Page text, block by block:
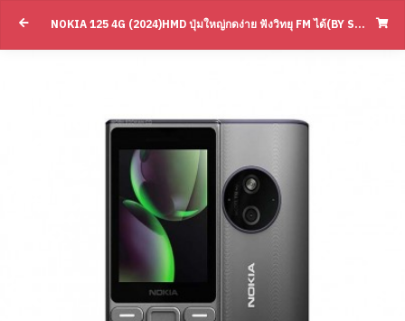
Nokia 125 4G (2024)HMD ปุ่มใหญ่กดง่าย ฟั
NOKIA 125 4G (2024)HMD ปุ่มใหญ่กดง่าย ฟังวิทยุ FM ได้(BY SUPERTSTORE)